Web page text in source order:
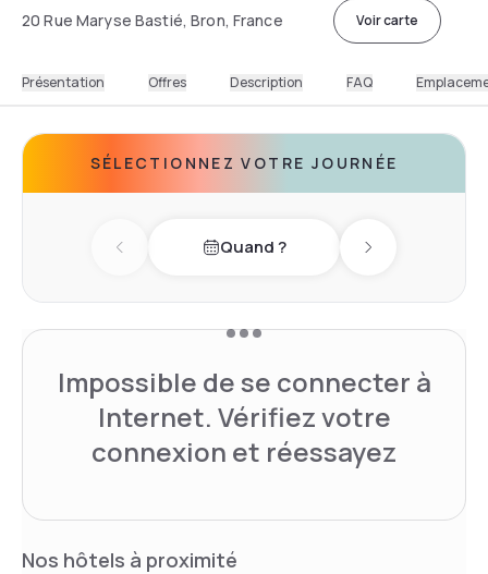
20 Rue Maryse Bastié, Bron, France Voir carte
Présentation Offres Description FAQ
SÉLECTIONNEZ VOTRE JOURNÉE
Previous dayQuand ? Next day
Impossible de se connecter à
Internet. Vérifiez votre
connexion et réessayez
Nos hôtels à proximité